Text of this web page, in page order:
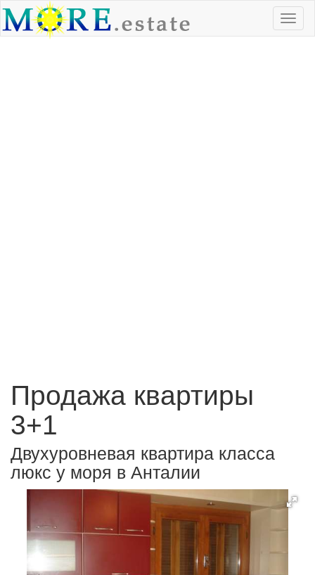
Продажа квартиры
3+1
Двухуровневая квартира класса
люкс у моря в Анталии